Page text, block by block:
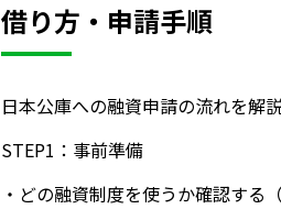
借り方・申請手順
日本公庫への融資申請の流れを解説
STEP1：事前準備
・どの融資制度を使うか確認する